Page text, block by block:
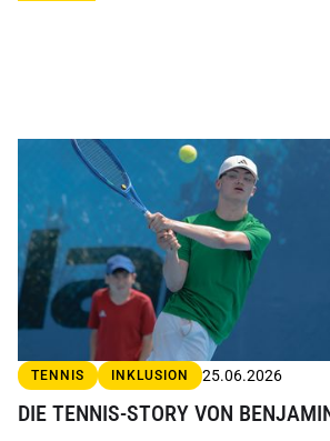
TENNIS INKLUSION 25.06.2026
DIE TENNIS-STORY VON